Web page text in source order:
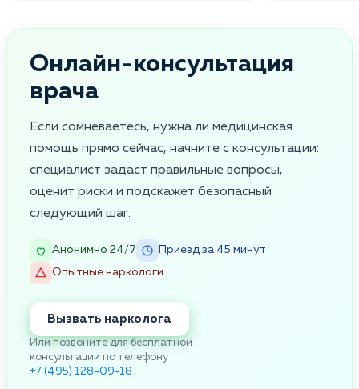
Онлайн-консультация
врача
Если сомневаетесь, нужна ли медицинская
помощь прямо сейчас, начните с консультации:
специалист задаст правильные вопросы,
оценит риски и подскажет безопасный
следующий шаг.
Анонимно 24/7
Приезд за 45 минут
Опытные наркологи
Вызвать нарколога
Или позвоните для бесплатной
консультации по телефону
+7 (495) 128-09-18